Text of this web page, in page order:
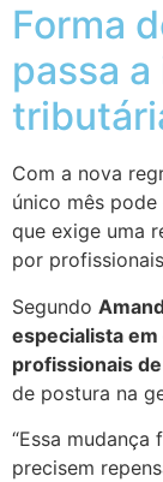
Forma
passa
Com a nova
único mês
que exige uma
por
Segundo
especialista
profissionais
de postura na
“Essa
precisem